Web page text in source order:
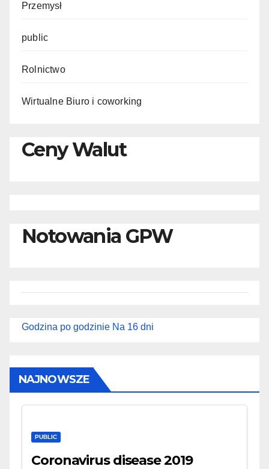
Przemysł
public
Rolnictwo
Wirtualne Biuro i coworking
Ceny Walut
Notowania GPW
Godzina po godzinie Na 16 dni
NAJNOWSZE
PUBLIC
Coronavirus disease 2019